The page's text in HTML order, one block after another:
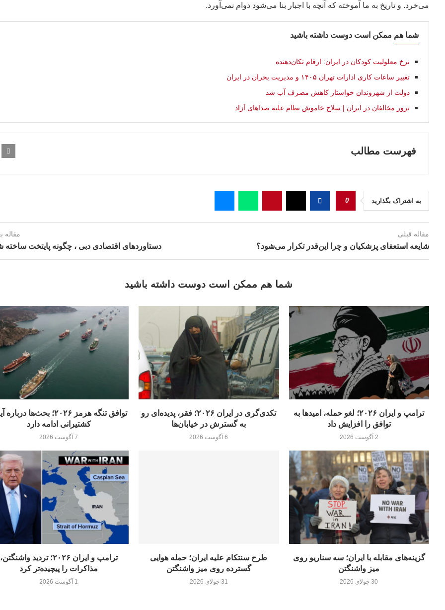
می‌خرد. و تاریخ به ما آموخته که آنچه با اجبار بنا می‌شود دوام نمی‌آورد.
شما هم ممکن است دوست داشته باشید
نرخ معلولیت کودکان در ایران: ارقام تکان‌دهنده
تغییر ساعات کاری ادارات تهران ۱۴۰۵ و مدیریت بحران در ايران
دولت از شهروندان خواستار کاهش مصرف آب شد
ترور مخالفان در ایران | سلاح خاموش نظام علیه صداهای آزاد
فهرست مطالب
به اشتراک بگذارید 0
مقاله قبلی
شایعه استعفای پزشکیان و چرا این‌قدر تکرار می‌شود؟
مقاله
دستاوردهای اقتصادی دبی ، چگونه پایتخت ساخته
شما هم ممکن است دوست داشته باشید
توافق تنگه هرمز ۲۰۲۶؛ بحث‌ها
کشتیرانی ادامه دارد
7 آگوست 2026
تکدی‌گری در ایران ۲۰۲۶؛ فقر، پدیده‌ای رو
به گسترش در خیابان‌ها
6 آگوست 2026
ترامپ و ایران ۲۰۲۶؛ لغو حمله، امیدها به
توافق را افزایش داد
2 آگوست 2026
ترامپ و ایران ۲۰۲۶؛ تردید واشنگتن،
مذاکرات را پیچیده‌تر کرد
1 آگوست 2026
طرح سنتکام علیه ایران؛ حمله هوایی
گسترده روی میز واشنگتن
31 جولای 2026
گزینه‌های مقابله با ایران؛ سه سناریو روی
میز واشنگتن
30 جولای 2026